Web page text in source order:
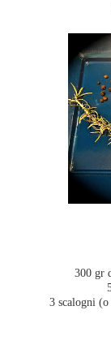
300 gr
3 scalogni